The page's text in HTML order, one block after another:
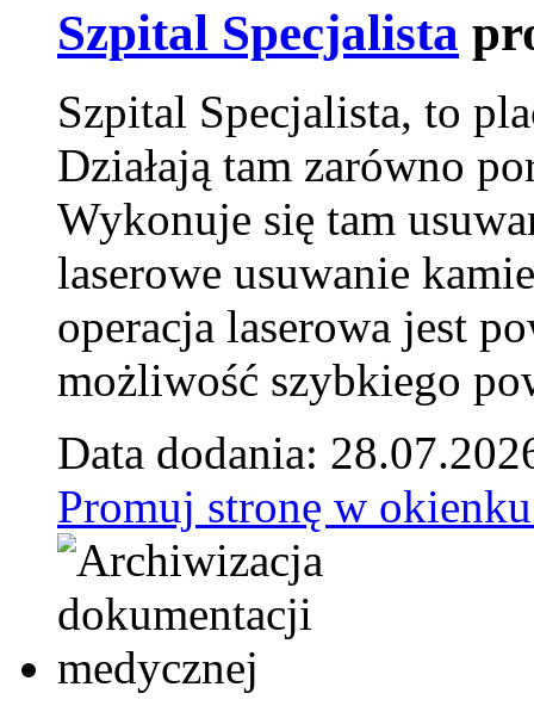
Szpital Specjalista
Szpital Specjalista, to
Działają tam zarówno
Wykonuje się tam
laserowe usuwanie
operacja laserowa jest
możliwość szybkiego
Data dodania:
Promuj stronę w